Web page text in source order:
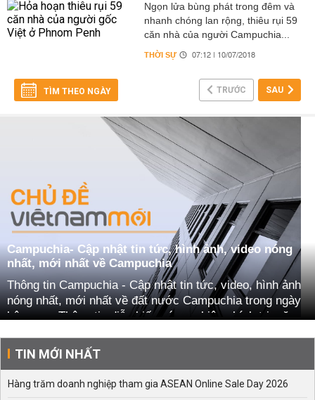
Ngọn lửa bùng phát trong đêm và
nhanh chóng lan rộng, thiêu rụi 59
căn nhà của người Campuchia...
THỜI SỰ 07:12 | 10/07/2018
TÌM THEO NGÀY TRƯỚC SAU
Campuchia- Cập nhật tin tức, hình ảnh, video nóng
nhất, mới nhất về Campuchia
Thông tin Campuchia - Cập nhật tin tức, video, hình ảnh
nóng nhất, mới nhất về đất nước Campuchia trong ngày
hôm nay. Thông tin diễn biến các sự kiện chính trị, văn
TIN MỚI NHẤT
Hàng trăm doanh nghiệp tham gia ASEAN Online Sale Day 2026